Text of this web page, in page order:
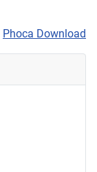
Phoca Download